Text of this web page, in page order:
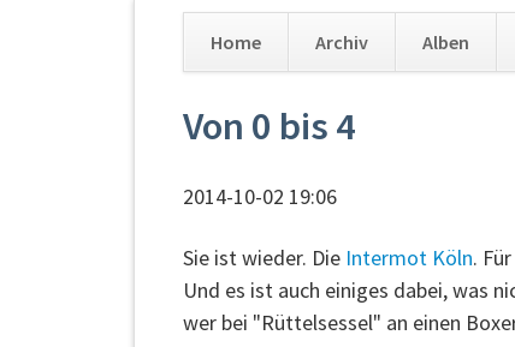
Home Archiv Alben
überspringen
Von 0 bis 4
2014-10-02 19:06
Sie ist wieder. Die Intermot Köln.
Und es ist auch einiges dabei, was
wer bei "Rüttelsessel" an einen